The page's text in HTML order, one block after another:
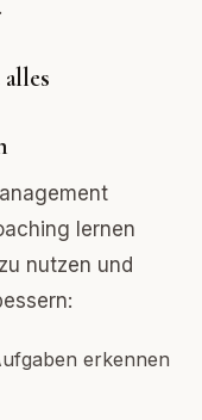
lernen
nutzen und
erkennen